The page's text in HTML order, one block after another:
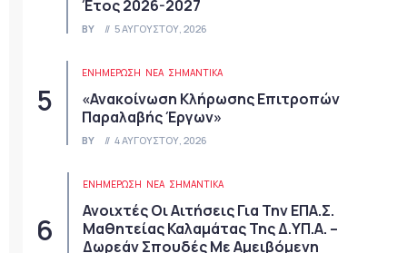
Έτος 2026-2027
BY 5 ΑΥΓΟΎΣΤΟΥ, 2026
ΕΝΗΜΕΡΩΣΗ ΝΈΑ ΣΗΜΑΝΤΙΚΆ
«Ανακοίνωση Κλήρωσης Επιτροπών
Παραλαβής Έργων»
BY 4 ΑΥΓΟΎΣΤΟΥ, 2026
ΕΝΗΜΕΡΩΣΗ ΝΈΑ ΣΗΜΑΝΤΙΚΆ
Ανοιχτές Οι Αιτήσεις Για Την ΕΠΑ.Σ.
Μαθητείας Καλαμάτας Της Δ.ΥΠ.Α. –
Δωρεάν Σπουδές Με Αμειβόμενη